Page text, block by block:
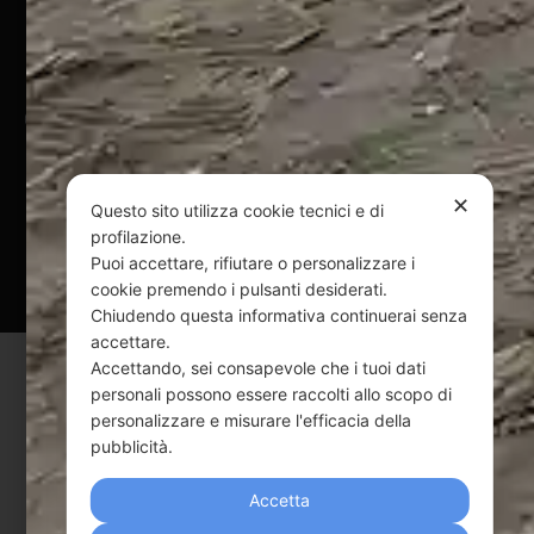
Pagamenti Sicuri
@ Copyright 2024 Webpesca è un brand Intent di Federico
Andrenacci P.Iva 01917920678
Via G. Galilei n. 2 – 64018 Tortoreto TE | REA TE-168019 |
Mail:
info@webpesca.it | Pec: federicoandrenacci@pec.it
Questo sito è protetto da Google reCAPTCHA
v3,
Privacy PolicyeTerms of Servicedi Google.
✕
Questo sito utilizza cookie tecnici e di
profilazione.
Puoi accettare, rifiutare o personalizzare i
cookie premendo i pulsanti desiderati.
Chiudendo questa informativa continuerai senza
accettare.
Accettando, sei consapevole che i tuoi dati
personali possono essere raccolti allo scopo di
personalizzare e misurare l'efficacia della
pubblicità.
Accetta